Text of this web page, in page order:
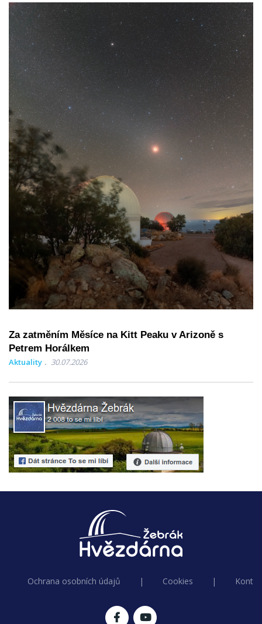
Za zatměním Měsíce na Kitt Peaku v Arizoně s
Petrem Horálkem
Aktuality 30.07.2026
Ochrana osobních údajů | Cookies |